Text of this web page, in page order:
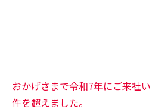
おかげさまで令和7年にご来社
件を超えました。